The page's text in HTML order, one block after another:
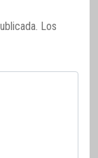
Los